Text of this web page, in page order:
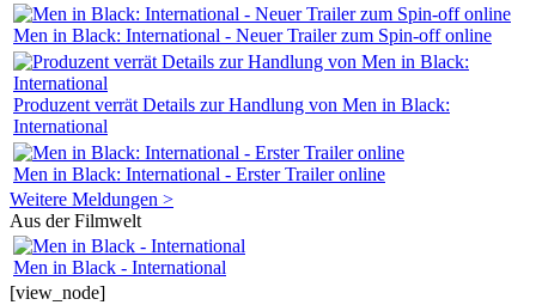
Men in Black: International - Neuer Trailer zum Spin-off online
Produzent verrät Details zur Handlung von Men in Black:
International
Men in Black: International - Erster Trailer online
Weitere Meldungen >
Aus der Filmwelt
Men in Black - International
[view_node]